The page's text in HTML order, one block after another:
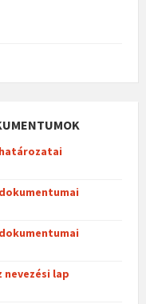
nevezési lap